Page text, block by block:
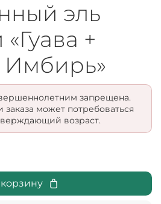
эль
+
Имбирь»
запрещена.
может потребоваться
возраст.